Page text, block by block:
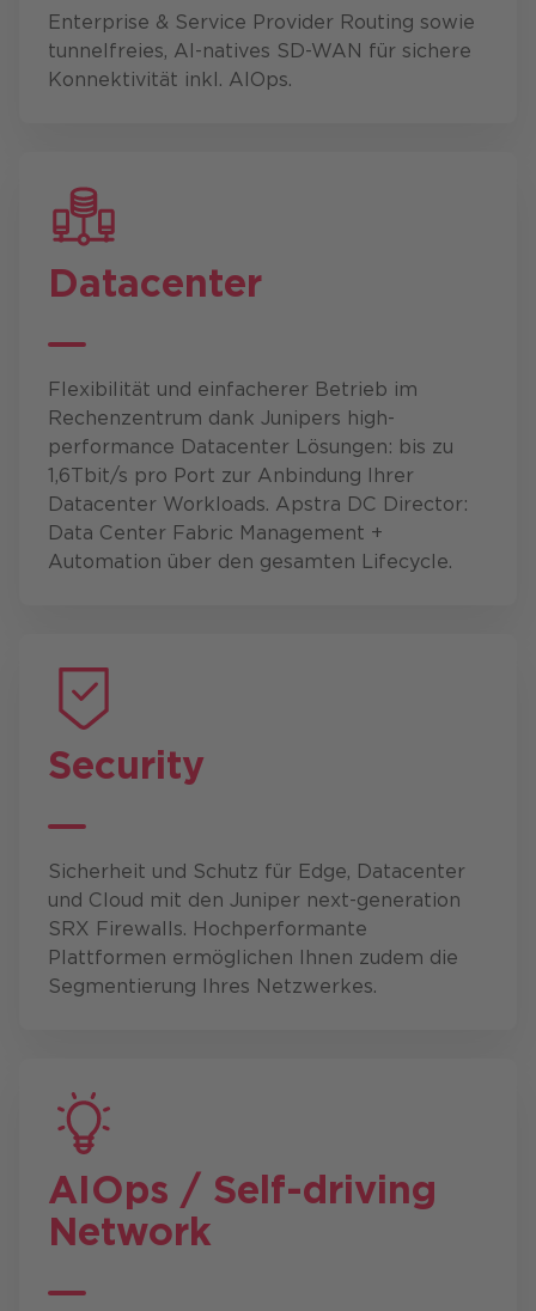
Enterprise & Service Provider Routing sowie
tunnelfreies, AI-natives SD-WAN für sichere
Konnektivität inkl. AIOps.
Datacenter
Flexibilität und einfacherer Betrieb im
Rechenzentrum dank Junipers high-
performance Datacenter Lösungen: bis zu
1,6Tbit/s pro Port zur Anbindung Ihrer
Datacenter Workloads. Apstra DC Director:
Data Center Fabric Management +
Automation über den gesamten Lifecycle.
Security
Sicherheit und Schutz für Edge, Datacenter
und Cloud mit den Juniper next-generation
SRX Firewalls. Hochperformante
Plattformen ermöglichen Ihnen zudem die
Segmentierung Ihres Netzwerkes.
AIOps / Self-driving
Network